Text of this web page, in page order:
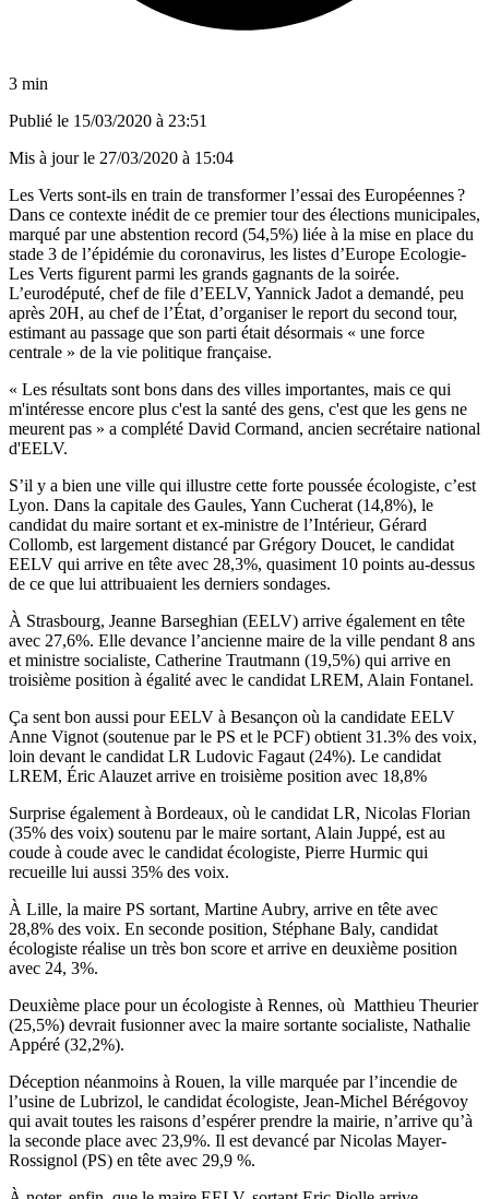
3 min
Publié le 15/03/2020 à 23:51
Mis à jour le 27/03/2020 à 15:04
Les Verts sont-ils en train de transformer l’essai des Européennes ?
Dans ce contexte inédit de ce premier tour des élections municipales,
marqué par une abstention record (54,5%) liée à la mise en place du
stade 3 de l’épidémie du coronavirus, les listes d’Europe Ecologie-
Les Verts figurent parmi les grands gagnants de la soirée.
L’eurodéputé, chef de file d’EELV, Yannick Jadot a demandé, peu
après 20H, au chef de l’État, d’organiser le report du second tour,
estimant au passage que son parti était désormais « une force
centrale » de la vie politique française.
« Les résultats sont bons dans des villes importantes, mais ce qui
m'intéresse encore plus c'est la santé des gens, c'est que les gens ne
meurent pas » a complété David Cormand, ancien secrétaire national
d'EELV.
S’il y a bien une ville qui illustre cette forte poussée écologiste, c’est
Lyon. Dans la capitale des Gaules, Yann Cucherat (14,8%), le
candidat du maire sortant et ex-ministre de l’Intérieur, Gérard
Collomb, est largement distancé par Grégory Doucet, le candidat
EELV qui arrive en tête avec 28,3%, quasiment 10 points au-dessus
de ce que lui attribuaient les derniers sondages.
À Strasbourg, Jeanne Barseghian (EELV) arrive également en tête
avec 27,6%. Elle devance l’ancienne maire de la ville pendant 8 ans
et ministre socialiste, Catherine Trautmann (19,5%) qui arrive en
troisième position à égalité avec le candidat LREM, Alain Fontanel.
Ça sent bon aussi pour EELV à Besançon où la candidate EELV
Anne Vignot (soutenue par le PS et le PCF) obtient 31.3% des voix,
loin devant le candidat LR Ludovic Fagaut (24%). Le candidat
LREM, Éric Alauzet arrive en troisième position avec 18,8%
Surprise également à Bordeaux, où le candidat LR, Nicolas Florian
(35% des voix) soutenu par le maire sortant, Alain Juppé, est au
coude à coude avec le candidat écologiste, Pierre Hurmic qui
recueille lui aussi 35% des voix.
À Lille, la maire PS sortant, Martine Aubry, arrive en tête avec
28,8% des voix. En seconde position, Stéphane Baly, candidat
écologiste réalise un très bon score et arrive en deuxième position
avec 24, 3%.
Deuxième place pour un écologiste à Rennes, où Matthieu Theurier
(25,5%) devrait fusionner avec la maire sortante socialiste, Nathalie
Appéré (32,2%).
Déception néanmoins à Rouen, la ville marquée par l’incendie de
l’usine de Lubrizol, le candidat écologiste, Jean-Michel Bérégovoy
qui avait toutes les raisons d’espérer prendre la mairie, n’arrive qu’à
la seconde place avec 23,9%. Il est devancé par Nicolas Mayer-
Rossignol (PS) en tête avec 29,9 %.